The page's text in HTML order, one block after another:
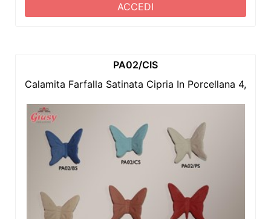
ACCEDI
PA02/CIS
Calamita Farfalla Satinata Cipria In Porcellana